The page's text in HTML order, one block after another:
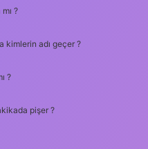
?
kimlerin adı geçer ?
?
pişer ?